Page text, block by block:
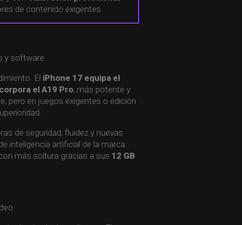
de contenido exigentes.
El iPhone 17 equipa el
el A19 Pro, más potente y
pero en juegos exigentes o edición
de seguridad, fluidez y nuevas
inteligencia artificial de la marca.
más soltura gracias a sus 12 GB